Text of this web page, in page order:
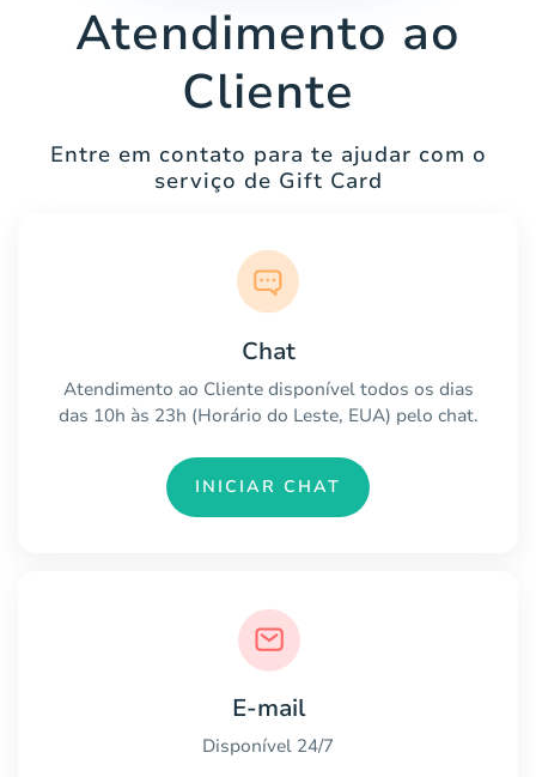
Atendimento ao
Cliente
Entre em contato para te ajudar com o
serviço de Gift Card
Chat
Atendimento ao Cliente disponível todos os dias
das 10h às 23h (Horário do Leste, EUA) pelo chat.
INICIAR CHAT
E-mail
Disponível 24/7